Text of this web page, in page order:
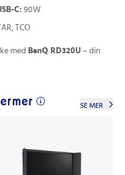
C: 90W
TCO
med BenQ RD320U – din
SE MER